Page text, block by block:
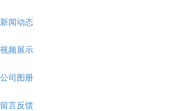
新闻动态
视频展示
公司图册
留言反馈